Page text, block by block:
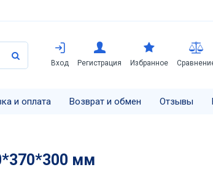
Вход Регистрация Избранное
и оплата Возврат и обмен Отзывы
мм